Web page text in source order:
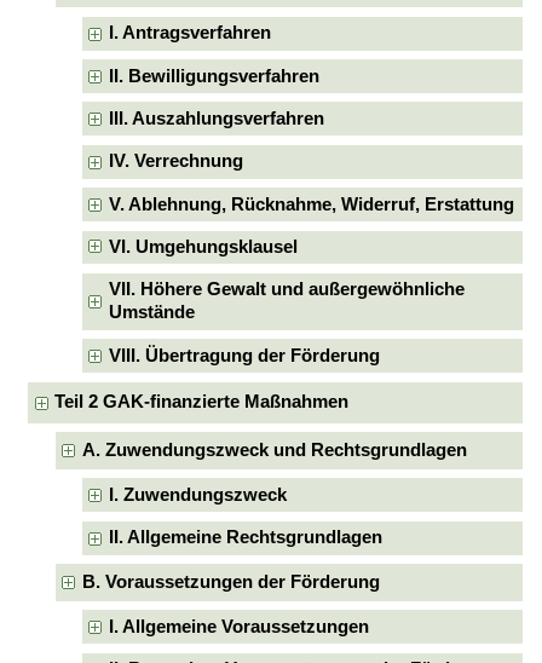
I. Antragsverfahren
II. Bewilligungsverfahren
III. Auszahlungsverfahren
IV. Verrechnung
V. Ablehnung, Rücknahme, Widerruf, Erstattung
VI. Umgehungsklausel
VII. Höhere Gewalt und außergewöhnliche
Umstände
VIII. Übertragung der Förderung
Teil 2 GAK-finanzierte Maßnahmen
A. Zuwendungszweck und Rechtsgrundlagen
I. Zuwendungszweck
II. Allgemeine Rechtsgrundlagen
B. Voraussetzungen der Förderung
I. Allgemeine Voraussetzungen